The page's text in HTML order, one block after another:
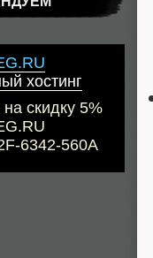
хостинг
скидку 5%
6342-560A